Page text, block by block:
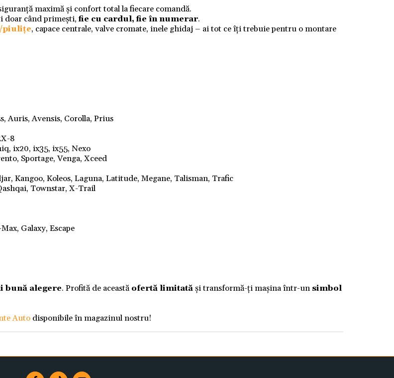
maximă și confort total la fiecare comandă.
doar când primești,fie cu cardul, fie în numerar.
piulițe, capace centrale, valve cromate, inele ghidaj – ai tot ce îți trebuie pentru o montare
Auris, Avensis, Corolla, Prius
8
ix20, ix35, ix55, Nexo
Sportage, Venga, Xceed
Kangoo, Koleos, Laguna, Latitude, Megane, Talisman, Trafic
Townstar, X-Trail
Galaxy, Escape
bună alegere. Profită de această ofertă limitatăși transformă-ți mașina într-un simbol
Auto disponibile în magazinul nostru!